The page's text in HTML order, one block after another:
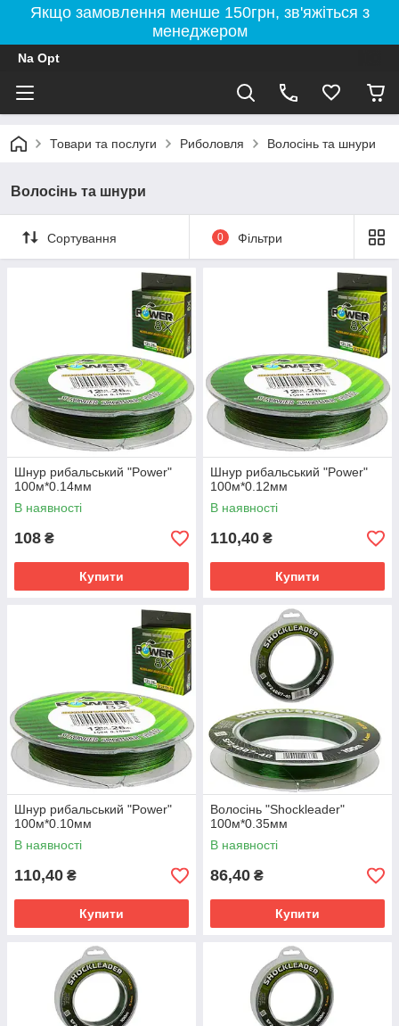
Якщо замовлення менше 150грн, зв'яжіться з
менеджером
Na Opt
Товари та послуги Риболовля Волосінь та шнури
Волосінь та шнури
Сортування 0 Фільтри
Шнур рибальський "Power"
100м*0.14мм
В наявності
108 ₴
Купити
Шнур рибальський "Power"
100м*0.12мм
В наявності
110,40 ₴
Купити
Шнур рибальський "Power"
100м*0.10мм
В наявності
110,40 ₴
Купити
Волосінь "Shockleader"
100м*0.35мм
В наявності
86,40 ₴
Купити